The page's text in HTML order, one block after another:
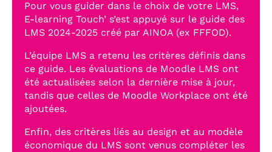
Pour vous guider dans le choix de votre LMS,
E-learning Touch’ s’est appuyé sur le guide des
LMS 2024-2025 créé par AINOA (ex FFFOD).
L’équipe LMS a retenu les critères définis dans
ce guide. Les évaluations de Moodle LMS ont
été actualisées selon la dernière mise à jour,
tandis que celles de Moodle Workplace ont été
ajoutées.
Enfin, des critères liés au design et au modèle
économique du LMS sont venus compléter les